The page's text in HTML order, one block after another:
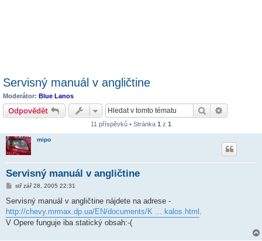
Servisný manuál v angličtine
Moderátor: Blue Lanos
Odpovědět Hledat
11 příspěvků • Stránka 1 z 1
mipo
Servisný manuál v angličtine
P
í
p
ě
v
stř zář 28, 2005 22:31
Servisný manuál v angličtine nájdete na adrese -
http://chevy.mrmax.dp.ua/EN/documents/K ... kalos.html
V Opere funguje iba statický obsah:-(